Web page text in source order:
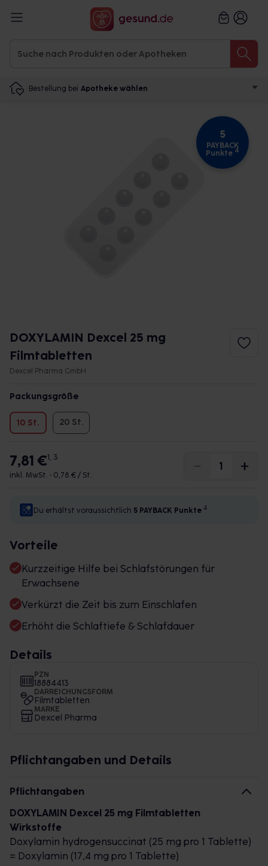
Bestellung bei Apotheke wählen
5
PAYBACK
Punkte 4
DOXYLAMIN Dexcel 25 mg
Filmtabletten
Dexcel Pharma GmbH
Packungsgröße
10 St. 20 St.
7,81 €1, 3
inkl. MwSt. • 0,78 € / St.
Du erhältst voraussichtlich 5 PAYBACK Punkte 4
Vorteile
Kurzzeitige Hilfe bei Schlafstörungen für
Erwachsene
Verkürzt die Zeit bis zum Einschlafen
Erhöht die Schlaftiefe & Schlafdauer
Details
PZN
18884413
DARREICHUNGSFORM
Filmtabletten
MARKE
Dexcel Pharma
Pflichtangaben und Details
Pflichtangaben
DOXYLAMIN Dexcel 25 mg Filmtabletten
Wirkstoffe
Doxylamin hydrogensuccinat (25 mg pro 1 Tablette)
= Doxylamin (17,4 mg pro 1 Tablette)